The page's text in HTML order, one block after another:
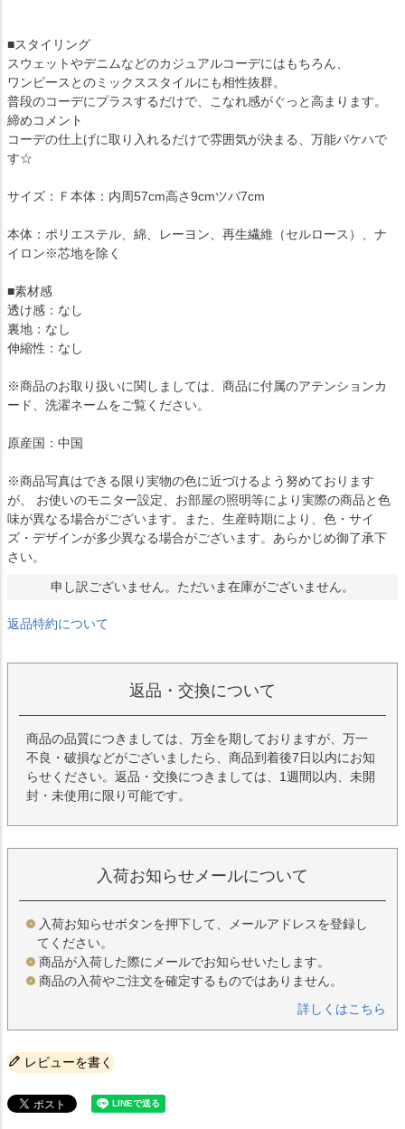
■スタイリング
スウェットやデニムなどのカジュアルコーデにはもちろん、
ワンピースとのミックススタイルにも相性抜群。
普段のコーデにプラスするだけで、こなれ感がぐっと高まります。
締めコメント
コーデの仕上げに取り入れるだけで雰囲気が決まる、万能バケハで
す☆
サイズ：Ｆ本体：内周57cm高さ9cmツバ7cm
本体：ポリエステル、綿、レーヨン、再生繊維（セルロース）、ナ
イロン※芯地を除く
■素材感
透け感：なし
裏地：なし
伸縮性：なし
※商品のお取り扱いに関しましては、商品に付属のアテンションカ
ード、洗濯ネームをご覧ください。
原産国：中国
※商品写真はできる限り実物の色に近づけるよう努めております
が、 お使いのモニター設定、お部屋の照明等により実際の商品と色
味が異なる場合がございます。また、生産時期により、色・サイ
ズ・デザインが多少異なる場合がございます。あらかじめ御了承下
さい。
申し訳ございません。ただいま在庫がございません。
返品特約について
返品・交換について
商品の品質につきましては、万全を期しておりますが、万一
不良・破損などがございましたら、商品到着後7日以内にお知
らせください。返品・交換につきましては、1週間以内、未開
封・未使用に限り可能です。
入荷お知らせメールについて
入荷お知らせボタンを押下して、メールアドレスを登録し
てください。
商品が入荷した際にメールでお知らせいたします。
商品の入荷やご注文を確定するものではありません。
詳しくはこちら
レビューを書く